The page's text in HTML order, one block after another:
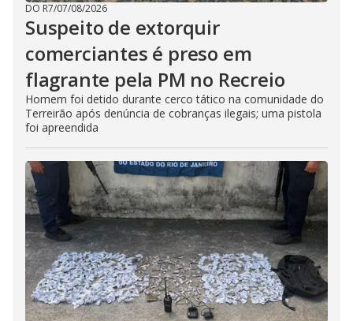
DO R7/07/08/2026
Suspeito de extorquir
comerciantes é preso em
flagrante pela PM no Recreio
Homem foi detido durante cerco tático na comunidade do
Terreirão após denúncia de cobranças ilegais; uma pistola
foi apreendida